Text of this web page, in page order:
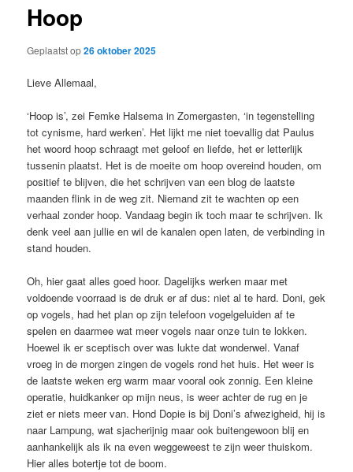
Hoop
Geplaatst op26 oktober 2025
Lieve Allemaal,
‘Hoop is’, zei Femke Halsema in Zomergasten, ‘in tegenstelling
tot cynisme, hard werken’. Het lijkt me niet toevallig dat Paulus
het woord hoop schraagt met geloof en liefde, het er letterlijk
tussenin plaatst. Het is de moeite om hoop overeind houden, om
positief te blijven, die het schrijven van een blog de laatste
maanden flink in de weg zit. Niemand zit te wachten op een
verhaal zonder hoop. Vandaag begin ik toch maar te schrijven. Ik
denk veel aan jullie en wil de kanalen open laten, de verbinding in
stand houden.
Oh, hier gaat alles goed hoor. Dagelijks werken maar met
voldoende voorraad is de druk er af dus: niet al te hard. Doni, gek
op vogels, had het plan op zijn telefoon vogelgeluiden af te
spelen en daarmee wat meer vogels naar onze tuin te lokken.
Hoewel ik er sceptisch over was lukte dat wonderwel. Vanaf
vroeg in de morgen zingen de vogels rond het huis. Het weer is
de laatste weken erg warm maar vooral ook zonnig. Een kleine
operatie, huidkanker op mijn neus, is weer achter de rug en je
ziet er niets meer van. Hond Dopie is bij Doni’s afwezigheid, hij is
naar Lampung, wat sjacherijnig maar ook buitengewoon blij en
aanhankelijk als ik na even weggeweest te zijn weer thuiskom.
Hier alles botertje tot de boom.